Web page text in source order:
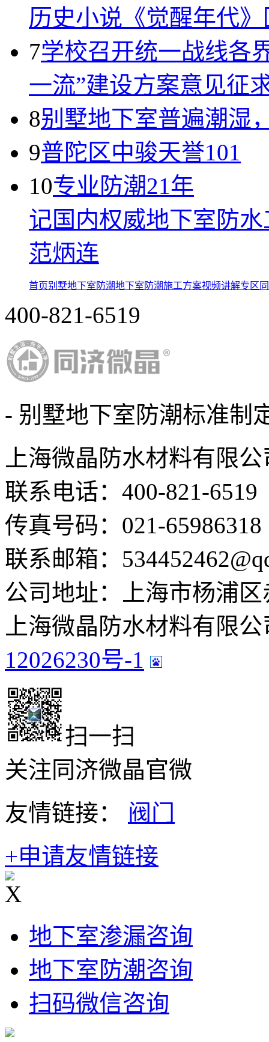
历史小说《觉醒年代
7学校召开统一战线各
一流”建设方案意见征
8别墅地下室普遍潮湿
9普陀区中骏天誉101
10专业防潮21年
记国内权威地下室防
范炳连
首页别墅地下室防潮地下室防潮施工方案视频讲解专区
400-821-6519
- 别墅地下室防潮标准制
上海微晶防水材料有限公
联系电话：400-821-6519
传真号码：021-65986318
联系邮箱：
公司地址：上海市杨浦
上海微晶防水材料有限
12026230号-1
扫一扫
关注同济微晶官微
友情链接： 阀门
+申请友情链接
X
地下室渗漏咨询
地下室防潮咨询
扫码微信咨询